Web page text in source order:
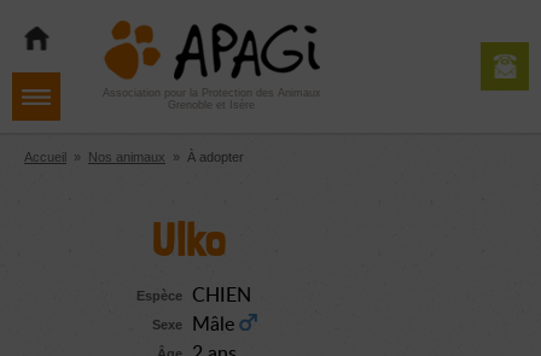
navigation
contenu
Aller
pied
de
Association pour la Protection des Animaux
Grenoble et Isère
Accueil » Nos animaux » À adopter
Ulko
Espèce CHIEN
Sexe Mâle